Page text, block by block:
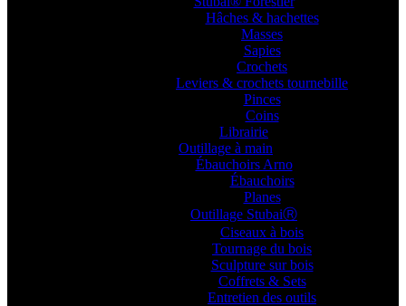
Hâches & hachettes
Masses
Sapies
Crochets
Leviers & crochets tournebille
Pinces
Coins
Librairie
Outillage à main
Ébauchoirs Arno
Ébauchoirs
Planes
Outillage StubaiⓇ
Ciseaux à bois
Tournage du bois
Sculpture sur bois
Coffrets & Sets
Entretien des outils